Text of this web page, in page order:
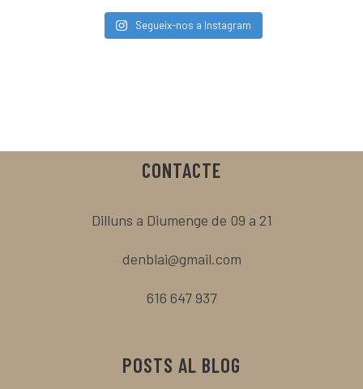
Segueix-nos a Instagram
CONTACTE
Dilluns a Diumenge de 09 a 21
denblai@gmail.com
616 647 937
POSTS AL BLOG